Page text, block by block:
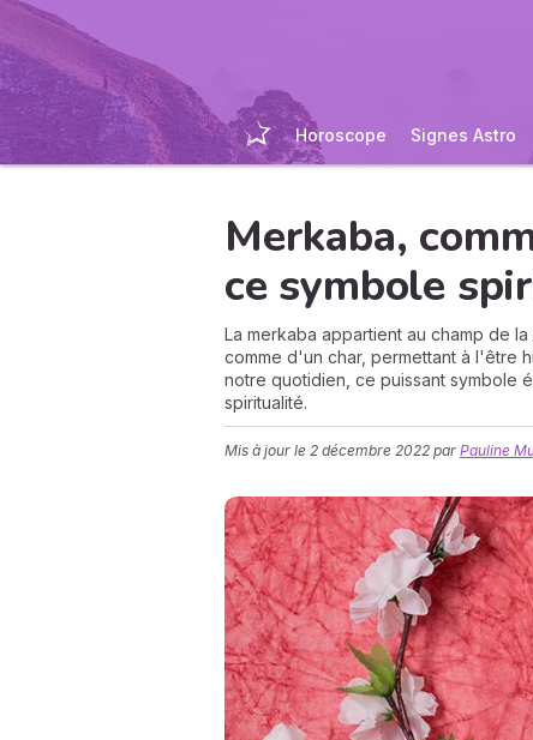
Horoscope Signes Astro
Merkaba,
ce symbole
La merkaba appartient au champ de
comme d'un char, permettant à l'être
notre quotidien, ce puissant symbole
spiritualité.
Mis à jour le 2 décembre 2022 par Pauline